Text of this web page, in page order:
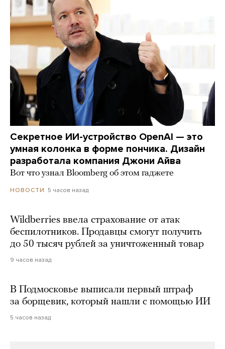
Секретное ИИ-устройство OpenAI — это
умная колонка в форме пончика. Дизайн
разработала компания Джони Айва
Вот что узнал Bloomberg об этом гаджете
НОВОСТИ 5 часов назад
Wildberries ввела страхование от атак
беспилотников. Продавцы смогут получить
до 50 тысяч рублей за уничтоженный товар
9 часов назад
В Подмосковье выписали первый штраф
за борщевик, который нашли с помощью ИИ
5 часов назад